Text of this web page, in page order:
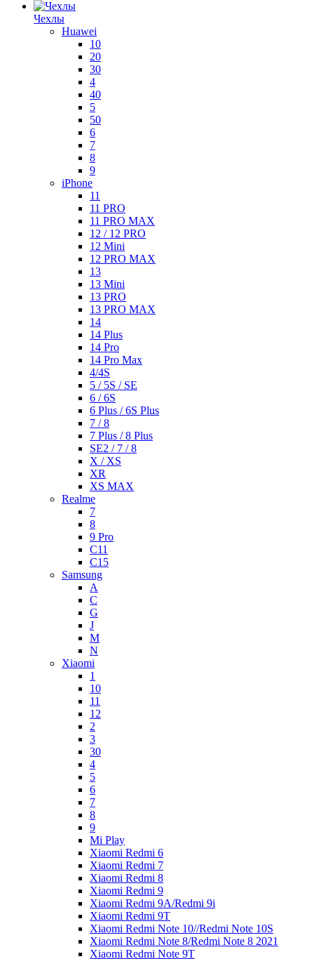
Чехлы
Huawei
10
20
30
4
40
5
50
6
7
8
9
iPhone
11
11 PRO
11 PRO MAX
12 / 12 PRO
12 Mini
12 PRO MAX
13
13 Mini
13 PRO
13 PRO MAX
14
14 Plus
14 Pro
14 Pro Max
4/4S
5 / 5S / SE
6 / 6S
6 Plus / 6S Plus
7 / 8
7 Plus / 8 Plus
SE2 / 7 / 8
X / XS
XR
XS MAX
Realme
7
8
9 Pro
C11
C15
Samsung
A
C
G
J
M
N
Xiaomi
1
10
11
12
2
3
30
4
5
6
7
8
9
Mi Play
Xiaomi Redmi 6
Xiaomi Redmi 7
Xiaomi Redmi 8
Xiaomi Redmi 9
Xiaomi Redmi 9A/Redmi 9i
Xiaomi Redmi 9T
Xiaomi Redmi Note 10//Redmi Note 10S
Xiaomi Redmi Note 8/Redmi Note 8 2021
Xiaomi Redmi Note 9T